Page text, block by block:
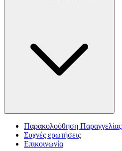
Παρακολούθηση Παραγγελίας
Συχνές ερωτήσεις
Επικοινωνία